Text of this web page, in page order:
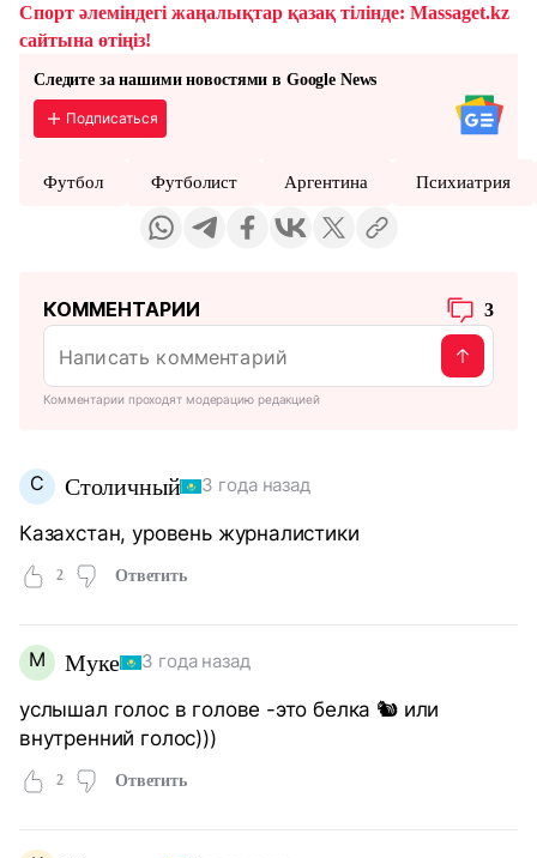
Спорт әлеміндегі жаңалықтар қазақ тілінде: Massaget.kz
сайтына өтіңіз!
Следите за нашими новостями в Google News
Подписаться
Футбол Футболист Аргентина Психиатрия
КОММЕНТАРИИ 3
Комментарии проходят модерацию редакцией
С Столичный 3 года назад
Казахстан, уровень журналистики
2 Ответить
М Муке 3 года назад
услышал голос в голове -это белка 🐿️ или
внутренний голос)))
2 Ответить